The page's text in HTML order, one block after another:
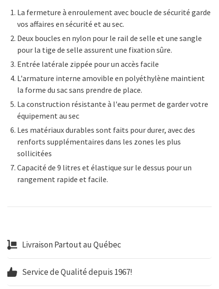
La fermeture à enroulement avec boucle de sécurité garde
vos affaires en sécurité et au sec.
Deux boucles en nylon pour le rail de selle et une sangle
pour la tige de selle assurent une fixation sûre.
Entrée latérale zippée pour un accès facile
L'armature interne amovible en polyéthylène maintient
la forme du sac sans prendre de place.
La construction résistante à l'eau permet de garder votre
équipement au sec
Les matériaux durables sont faits pour durer, avec des
renforts supplémentaires dans les zones les plus
sollicitées
Capacité de 9 litres et élastique sur le dessus pour un
rangement rapide et facile.
Livraison Partout au Québec
Service de Qualité depuis 1967!